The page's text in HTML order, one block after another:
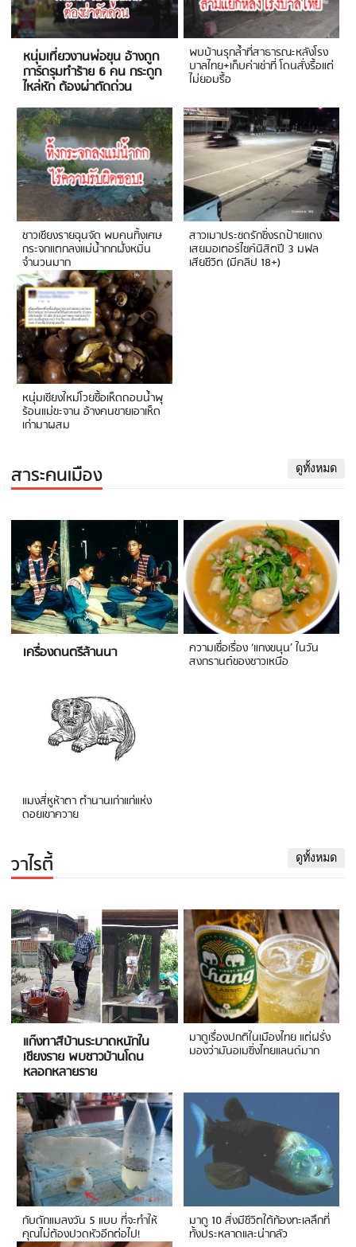
หนุ่มเที่ยวงานพ่อขุน อ้างถูก
การ์ดรุมทำร้าย 6 คน กระดูก
ไหล่หัก ต้องผ่าตัดด่วน
พบบ้านรุกล้ำที่สาธารณะหลังโรง
บาลไทย+เก็บค่าเช่าที่ โดนสั่งรื้อแต่
ไม่ยอมรื้อ
ชาวเชียงรายฉุนจัด พบคนทิ้งเศษ
กระจกแตกลงแม่น้ำกกฝั่งหมิ่น
จำนวนมาก
สาวเมาประชดรักซิ่งรถป้ายแดง
เสยมอเตอร์ไซค์นิสิตปี 3 มฟล
เสียชีวิต (มีคลิป 18+)
หนุ่มเชียงใหม่โวยซื้อเห็ดถอบน้ำพุ
ร้อนแม่ขะจาน อ้างคนขายเอาเห็ด
เก่ามาผสม
สาระคนเมือง ดูทั้งหมด
เครื่องดนตรีล้านนา ความเชื่อเรื่อง ‘แกงขนุน’ ในวัน
สงกรานต์ของชาวเหนือ
แมงสี่หูห้าตา ตำนานเก่าแก่แห่ง
ดอยเขาควาย
วาไรตี้ ดูทั้งหมด
แก๊งทาสีบ้านระบาดหนักใน
เชียงราย พบชาวบ้านโดน
หลอกหลายราย
มาดูเรื่องปกติในเมืองไทย แต่ฝรั่ง
มองว่ามันอเมซิ่งไทยแลนด์มาก
กับดักแมลงวัน 5 แบบ ที่จะทำให้
คุณไม่ต้องปวดหัวอีกต่อไป!
มาดู 10 สิ่งมีชีวิตใต้ท้องทะเลลึกที่
ทั้งประหลาดและน่ากลัว